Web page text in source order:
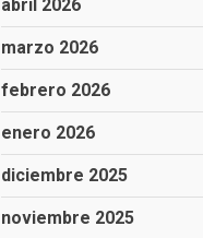
abril 2026
marzo 2026
febrero 2026
enero 2026
diciembre 2025
noviembre 2025